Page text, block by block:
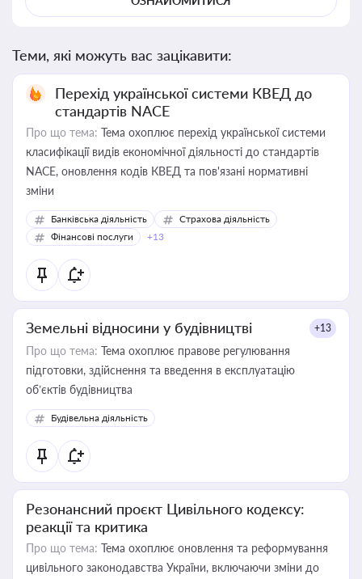
Теми, які можуть вас зацікавити:
Перехід української системи КВЕД до
стандартів NACE
Про що тема: Тема охоплює перехід української системи
класифікації видів економічної діяльності до стандартів
NACE, оновлення кодів КВЕД та пов'язані нормативні
зміни
Банківська діяльність
Страхова діяльність
Фінансові послуги
+13
Земельні відносини у будівництві +13
Про що тема: Тема охоплює правове регулювання
підготовки, здійснення та введення в експлуатацію
об’єктів будівництва
Будівельна діяльність
Резонансний проєкт Цивільного кодексу:
реакції та критика
Про що тема: Тема охоплює оновлення та реформування
цивільного законодавства України, включаючи зміни до